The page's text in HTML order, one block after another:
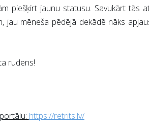
piešķirt jaunu statusu. Savukārt
jau mēneša pēdējā dekādē nāks
rudens!
https://retrits.lv/